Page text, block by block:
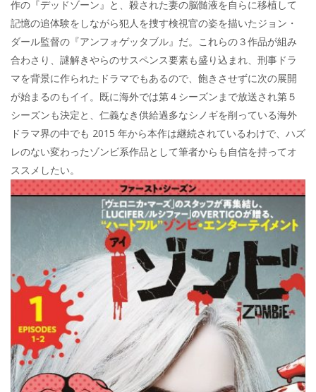
作の『デッドゾーン』と、殺された妻の脳髄液を自らに移植して
記憶の追体験をしながら犯人を捜す検視官の姿を描いたジョン・
ダール監督の『アンフォゲッタブル』だ。これらの３作品が組み
合わさり、謎解きやらのサスペンス要素も盛り込まれ、刑事ドラ
マを背景に作られたドラマでもあるので、飽きさせずに次の展開
が始まるのもイイ。既に海外では第４シーズンまで放送され第５
シーズンも決定と、仁義なき供給過多なシノギを削っている海外
ドラマ界の中でも 2015 年から本作は継続されているわけで、ハズ
レのない変わったゾンビ系作品として筆者からも自信を持ってオ
ススメしたい。